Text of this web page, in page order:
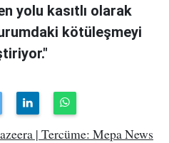
yolu kasıtlı olarak
kötüleşmeyi
| Tercüme: Mepa News